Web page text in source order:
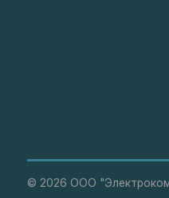
© 2026 ООО